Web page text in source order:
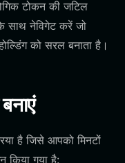
टोकन की जटिल
साथ नेविगेट करें जो
को सरल बनाता है।
है जिसे आपको मिनटों
किया गया है: